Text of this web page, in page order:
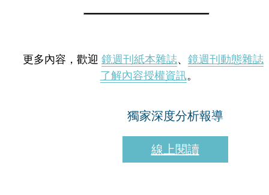
更多內容，歡迎 鏡週刊紙本雜誌、 鏡週刊動態雜誌
了解內容授權資訊。
獨家深度分析報導
線上閱讀